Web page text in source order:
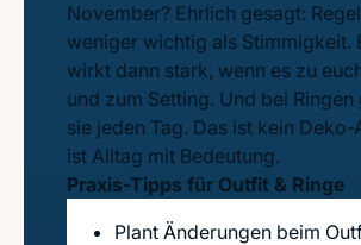
November? Ehrlich gesagt:
weniger wichtig als Stimmigkeit.
wirkt dann stark, wenn es zu
und zum Setting. Und bei
sie jeden Tag. Das ist kein
ist Alltag mit Bedeutung.
Praxis-Tipps für Outfit & Ringe
Plant Änderungen beim